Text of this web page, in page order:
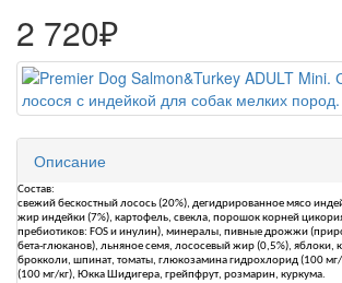
2 720₽
Описание
Состав:
свежий бескостный лосось (20%), дегидрированное мясо
жир индейки (7%), картофель, свекла, порошок корней
пребиотиков: FOS и инулин), минералы, пивные дрожжи
бета-глюканов), льняное семя, лососевый жир (0,5%), яблоки,
брокколи, шпинат, томаты, глюкозамина гидрохлорид (100 мг/
(100 мг/кг), Юкка Шидигера, грейпфрут, розмарин, куркума.